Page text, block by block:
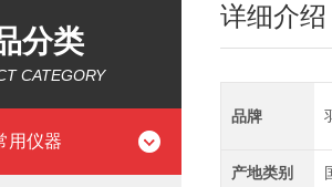
分类
CATEGORY
用仪器
详细介绍
品牌
产地类别